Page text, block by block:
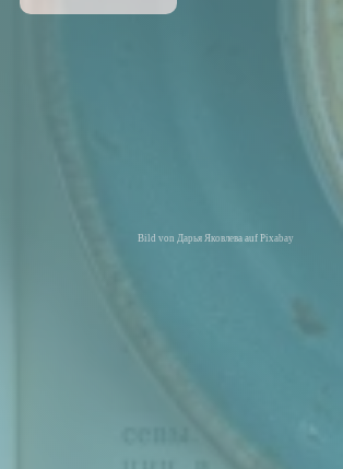
Bild von Дарья Яковлева auf Pixabay